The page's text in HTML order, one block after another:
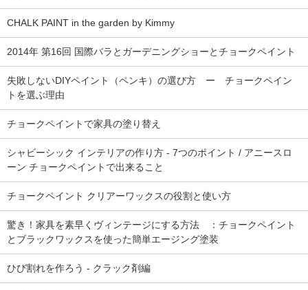
CHALK PAINT in the garden by Kimmy
2014年 第16回 国際バラとガーデニングショーとチョークペイント
失敗しないDIYペイント（ペンキ）の選び方 ー チョークペイン
トを選ぶ理由
チョークペイントで家具の塗り替え
シャビーシック インテリアの作り方 - 7つのポイント / アニースロ
ーン チョークペイントで出来ること
チョークペイント クリアーワックスの役割と使い方
驚き！家具を素早くヴィンテージにする方法 ：チョークペイント
とブラックワックスを使った簡単エージング塗装
ひび割れを作ろう - クラック剤編